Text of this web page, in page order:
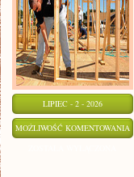
LIPIEC - 2 - 2026
MOŻLIWOŚĆ KOMENTOWANIA